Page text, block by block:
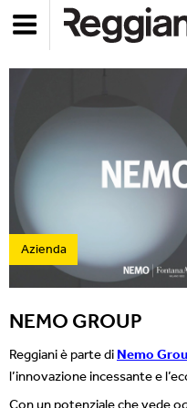
Azienda
NEMO GROUP
Reggiani è parte di Nemo
l’innovazione incessante e
Con un potenziale che vede